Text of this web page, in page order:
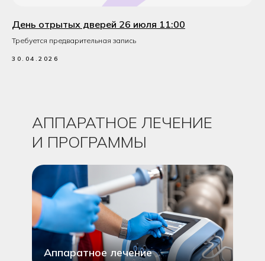
День отрытых дверей 26 июля 11:00
Требуется предварительная запись
30.04.2026
990₽
АППАРАТНОЕ ЛЕЧЕНИЕ
И ПРОГРАММЫ
Аппаратное лечение